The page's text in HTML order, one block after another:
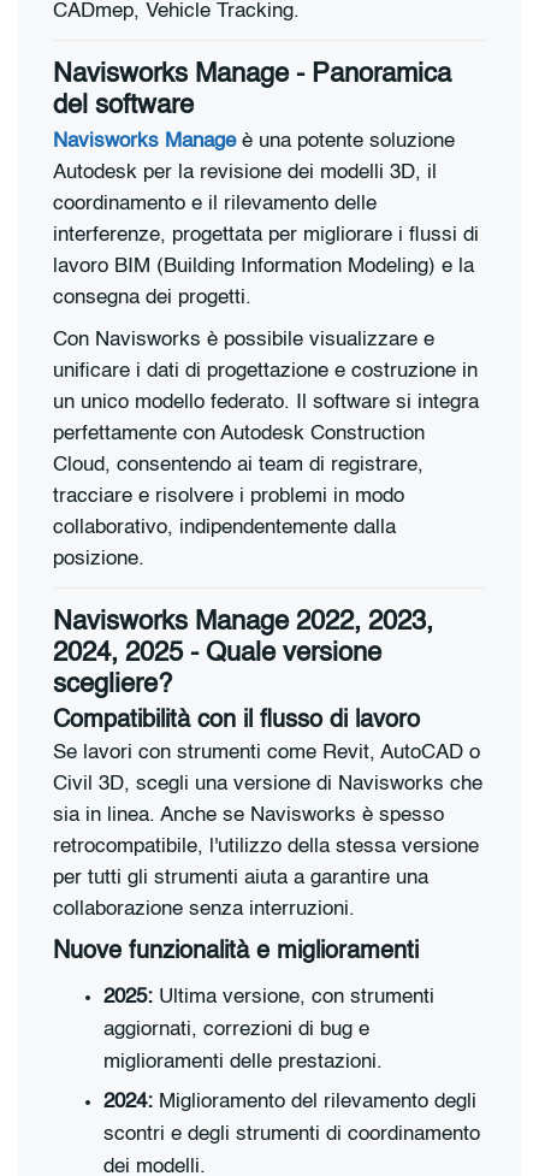
CADmep, Vehicle Tracking.
Navisworks Manage - Panoramica
del software
Navisworks Manageè una potente soluzione
Autodesk per la revisione dei modelli 3D, il
coordinamento e il rilevamento delle
interferenze, progettata per migliorare i flussi di
lavoro BIM (Building Information Modeling) e la
consegna dei progetti.
Con Navisworks è possibile visualizzare e
unificare i dati di progettazione e costruzione in
un unico modello federato. Il software si integra
perfettamente con Autodesk Construction
Cloud, consentendo ai team di registrare,
tracciare e risolvere i problemi in modo
collaborativo, indipendentemente dalla
posizione.
Navisworks Manage 2022, 2023,
2024, 2025 - Quale versione
scegliere?
Compatibilità con il flusso di lavoro
Se lavori con strumenti come Revit, AutoCAD o
Civil 3D, scegli una versione di Navisworks che
sia in linea. Anche se Navisworks è spesso
retrocompatibile, l'utilizzo della stessa versione
per tutti gli strumenti aiuta a garantire una
collaborazione senza interruzioni.
Nuove funzionalità e miglioramenti
2025: Ultima versione, con strumenti
aggiornati, correzioni di bug e
miglioramenti delle prestazioni.
2024: Miglioramento del rilevamento degli
scontri e degli strumenti di coordinamento
dei modelli.